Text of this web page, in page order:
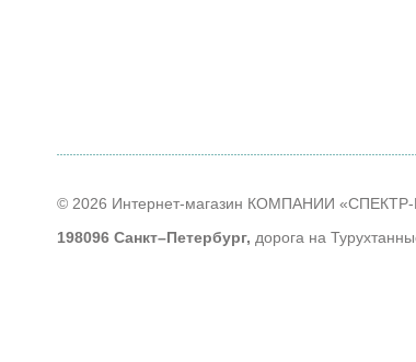
© 2026 Интернет-магазин КОМПАНИИ
198096 Санкт–Петербург, дорога на